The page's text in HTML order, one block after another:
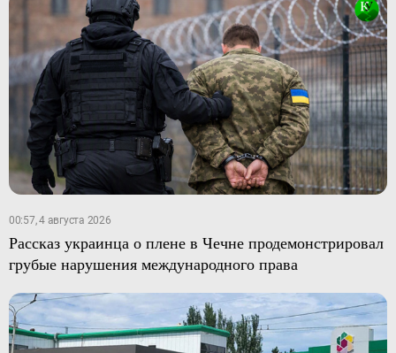
00:57, 4 августа 2026
Рассказ украинца о плене в Чечне продемонстрировал
грубые нарушения международного права